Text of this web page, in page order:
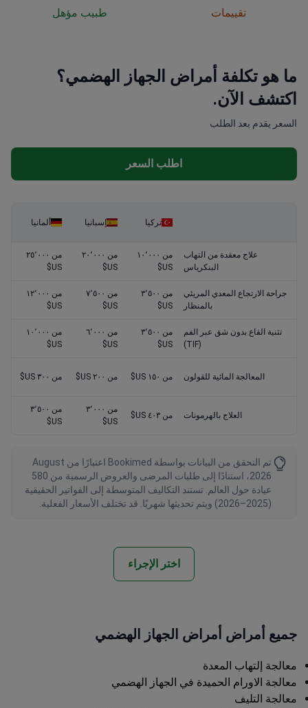
تقييمات طبيب مؤهل
ما هو تكلفة أمراض الجهاز الهضمي؟
اكتشف الآن.
السعر يقدم بعد الطلب
اطلب السعر
تركيا إسبانيا ألمانيا
علاج معقدة من التهاب
البنكرياس
من ١٠٬٠٠٠
US$
من ٢٠٬٠٠٠
US$
من ٢٥٬٠٠٠
US$
جراحة الارتجاع المعدي المريئي
بالمنظار
من ٣٬٥٠٠
US$
من ٧٬٥٠٠
US$
من ١٢٬٠٠٠
US$
تثنية القاع بدون شق عبر الفم
(TIF)
من ٣٬٥٠٠
US$
من ٦٬٠٠٠
US$
من ١٠٬٠٠٠
US$
المعالجة المائية للقولون من ١٥٠ US$ من ٢٠٠ US$ من ٣٠٠ US$
العلاج بالهرمونات من ٤٠٣ US$
من ٣٬٠٠٠
US$
من ٣٬٥٠٠
US$
تم التحقق من البيانات بواسطة Bookimed اعتبارًا من August
2026، استنادًا إلى طلبات المرضى والعروض الرسمية من 580
عيادة حول العالم. تستند التكاليف المتوسطة إلى الفواتير الحقيقية
(2025–2026) ويتم تحديثها شهريًا. قد تختلف الأسعار الفعلية.
اختر الإجراء
جميع أمراض أمراض الجهاز الهضمي
معالجة إلتهاب المعدة
معالجة الاورام الحميدة في الجهاز الهضمي
معالجة التليف